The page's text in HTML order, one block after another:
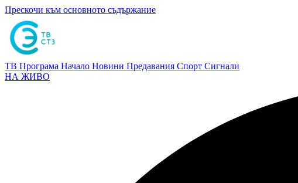
Прескочи към основното съдържание
ТВ Програма Начало Новини Предавания Спорт Сигнали
НА ЖИВО